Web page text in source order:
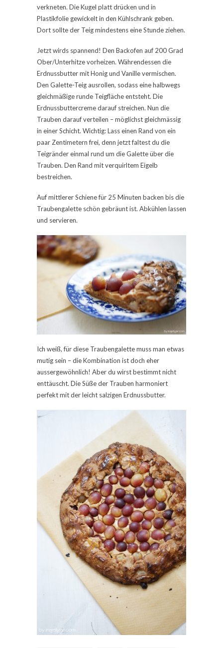
verkneten. Die Kugel platt drücken und in
Plastikfolie gewickelt in den Kühlschrank geben.
Dort sollte der Teig mindestens eine Stunde ziehen.
Jetzt wirds spannend! Den Backofen auf 200 Grad
Ober/Unterhitze vorheizen. Währendessen die
Erdnussbutter mit Honig und Vanille vermischen.
Den Galette-Teig ausrollen, sodass eine halbwegs
gleichmäßige runde Teigfläche entsteht. Die
Erdnussbuttercreme darauf streichen. Nun die
Trauben darauf verteilen – möglichst gleichmässig
in einer Schicht. Wichtig: Lass einen Rand von ein
paar Zentimetern frei, denn jetzt faltest du die
Teigränder einmal rund um die Galette über die
Trauben. Den Rand mit verquirltem Eigelb
bestreichen.
Auf mittlerer Schiene für 25 Minuten backen bis die
Traubengalette schön gebräunt ist. Abkühlen lassen
und servieren.
Ich weiß, für diese Traubengalette muss man etwas
mutig sein – die Kombination ist doch eher
aussergewöhnlich! Aber du wirst bestimmt nicht
enttäuscht. Die Süße der Trauben harmoniert
perfekt mit der leicht salzigen Erdnussbutter.